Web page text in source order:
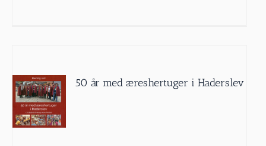
50 år med æreshertuger i Haderslev